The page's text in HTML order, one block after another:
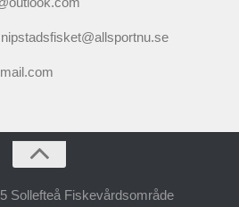
Sollefteå Fiskevårdsområde